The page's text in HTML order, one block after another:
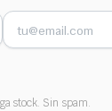
stock. Sin spam.